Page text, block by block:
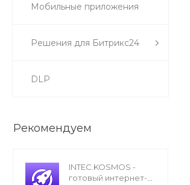
Мобильные приложения
Решения для Битрикс24
DLP
Рекомендуем
INTEC.KOSMOS -
готовый интернет-